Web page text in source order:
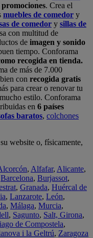
. Crea el
muebles de comedor y
de comedor y sillas de
con multitud de
de imagen y sonido
tiempo. Conforama
recogida en tienda.
de más de 7.000
con recogida gratis
para crear o renovar tu
estilo. Conforama
en 6 países
baratos, colchones
website o, físicamente,
, Alfafar, Alicante,
Barcelona, Burjassot,
, Granada, Huércal de
, Lanzarote, León,
, Málaga, Murcia,
, Sagunto, Salt, Girona,
de Compostela,
i la Geltrú, Zaragoza